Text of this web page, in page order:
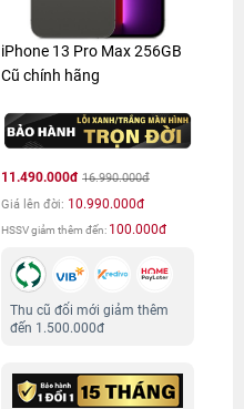
iPhone 13 Pro Max 256GB
Cũ chính hãng
11.490.000đ 16.990.000đ
Giá lên đời: 10.990.000đ
HSSV giảm thêm đến: 100.000đ
Thu cũ đổi mới giảm thêm
đến 1.500.000đ